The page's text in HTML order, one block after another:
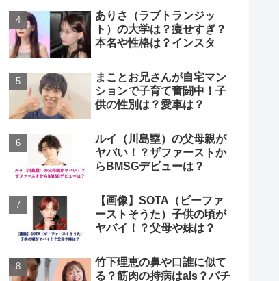
ありさ（ラブトランジッ
ト）の大学は？痩せすぎ？
本名や性格は？インスタ
まことお兄さんが自宅マン
ションで子育て奮闘中！子
供の性別は？愛車は？
ルイ（川島塁）の父母親が
ヤバい！？ザファーストか
らBMSGデビューは？
【画像】SOTA（ビーファ
ーストそうた）子供の頃が
ヤバイ！？父母や妹は？
竹下理恵の鼻や口誰に似て
る？筋肉の持病はals？バチ